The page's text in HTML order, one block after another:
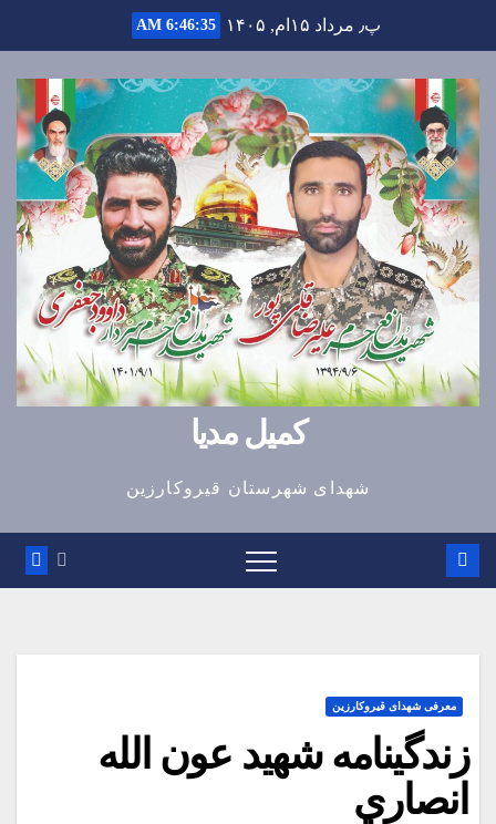
to
content
پ٫ مرداد ۱۵ام, ۱۴۰۵ 6:46:36 AM
کمیل مدیا
شهدای شهرستان قیروکارزین
معرفی شهدای قیروکارزین
زندگينامه شهيد عون الله
انصاري